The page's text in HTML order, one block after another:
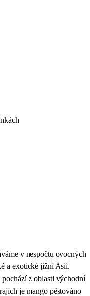
v nespočtu ovocných
a exotické jižní Asii.
pochází z oblasti východní
je mango pěstováno